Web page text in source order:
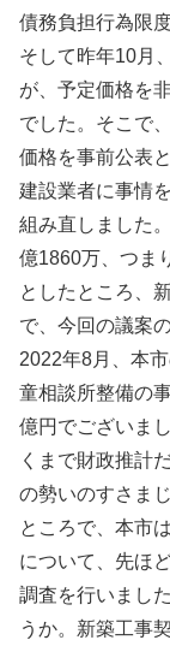
債務負担行為限
そして昨年10月
が、予定価格を
でした。そこで
価格を事前公表
建設業者に事情
組み直しました
億1860万、つま
としたところ、
で、今回の議案
2022年8月、本
童相談所整備の
億円でございま
くまで財政推計
の勢いのすさま
ところで、本市
について、先ほ
調査を行いまし
うか。新築工事